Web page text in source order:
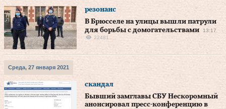
резонанс
В Брюсселе на улицы вышли патрули
для борьбы с домогательствами
13:17
22481
Среда, 27 января 2021
скандал
Бывший замглавы СБУ Нескоромный
анонсировал пресс-конференцию в